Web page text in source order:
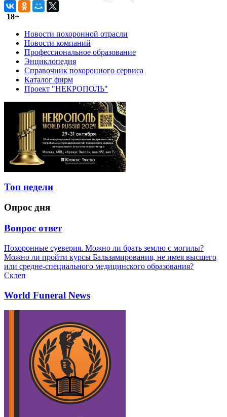
18+
Новости похоронной отрасли
Новости компаний
Профессиональное образование
Энциклопедия
Справочник похоронного сервиса
Каталог фирм
Проект "НЕКРОПОЛЬ"
Топ недели
Опрос дня
Вопрос ответ
Похоронные суеверия. Можно ли брать землю с могилы?
Можно ли пройти курсы Бальзамирования, не имея высшего
или средне-специального медицинского образования?
Склеп
World Funeral News